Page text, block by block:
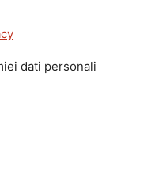
dati personali